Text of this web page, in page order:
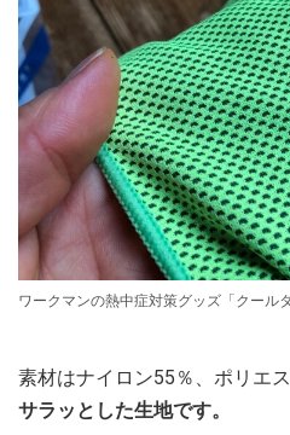
ワークマンの熱中症対策グッズ「クール
素材はナイロン55％、ポリエ
サラッとした生地です。